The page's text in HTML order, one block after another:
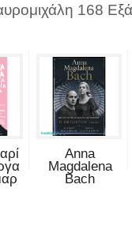
168
Anna
Magdalena
Bach